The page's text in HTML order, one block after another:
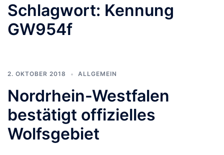
Schlagwort: Kennung
GW954f
2. OKTOBER 2018 ALLGEMEIN
Nordrhein-Westfalen
bestätigt offizielles
Wolfsgebiet